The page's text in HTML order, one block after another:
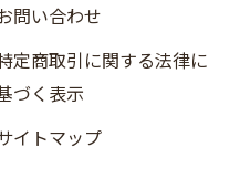
問い合わせ
定商取引に関する法律に
づく表示
イトマップ